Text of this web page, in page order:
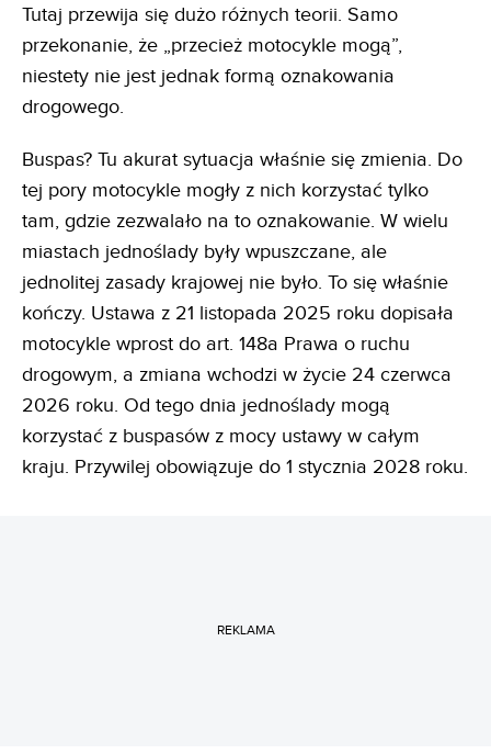
Tutaj przewija się dużo różnych teorii. Samo
przekonanie, że „przecież motocykle mogą”,
niestety nie jest jednak formą oznakowania
drogowego.
Buspas? Tu akurat sytuacja właśnie się zmienia. Do
tej pory motocykle mogły z nich korzystać tylko
tam, gdzie zezwalało na to oznakowanie. W wielu
miastach jednoślady były wpuszczane, ale
jednolitej zasady krajowej nie było. To się właśnie
kończy. Ustawa z 21 listopada 2025 roku dopisała
motocykle wprost do art. 148a Prawa o ruchu
drogowym, a zmiana wchodzi w życie 24 czerwca
2026 roku. Od tego dnia jednoślady mogą
korzystać z buspasów z mocy ustawy w całym
kraju. Przywilej obowiązuje do 1 stycznia 2028 roku.
REKLAMA